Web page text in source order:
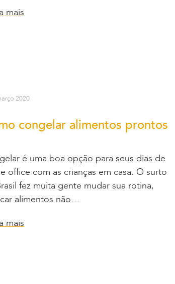
mais
2020
congelar alimentos prontos
é uma boa opção para seus dias de
office com as crianças em casa. O surto
fez muita gente mudar sua rotina,
alimentos não…
mais